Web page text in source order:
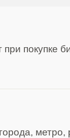
покупке
метро,